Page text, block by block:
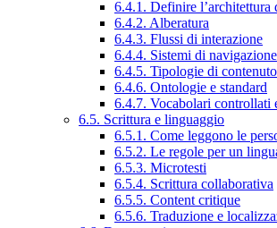
6.4.1. Definire l’architettura
6.4.2. Alberatura
6.4.3. Flussi di interazione
6.4.4. Sistemi di navigazione
6.4.5. Tipologie di
6.4.6. Ontologie e standard
6.4.7. Vocabolari controllati
6.5. Scrittura e linguaggio
6.5.1. Come leggono le
6.5.2. Le regole per un
6.5.3. Microtesti
6.5.4. Scrittura collaborativa
6.5.5. Content critique
6.5.6. Traduzione e